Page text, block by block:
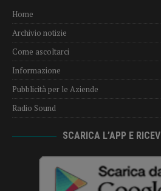
Home
Archivio notizie
Come ascoltarci
Informazione
Pubblicità per le Aziende
Radio Sound
SCARICA L’APP E